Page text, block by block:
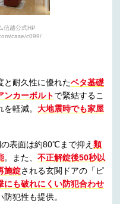
信越公式HP
case/c099/
と耐久性に優れたベタ基礎
ンカーボルトで緊結するこ
を軽減。大地震時でも家屋
表面は約80℃まで抑え類
。また、不正解錠後50秒以
施錠される玄関ドアの「ピ
にも破れにくい防犯合わせ
防犯性も提供。